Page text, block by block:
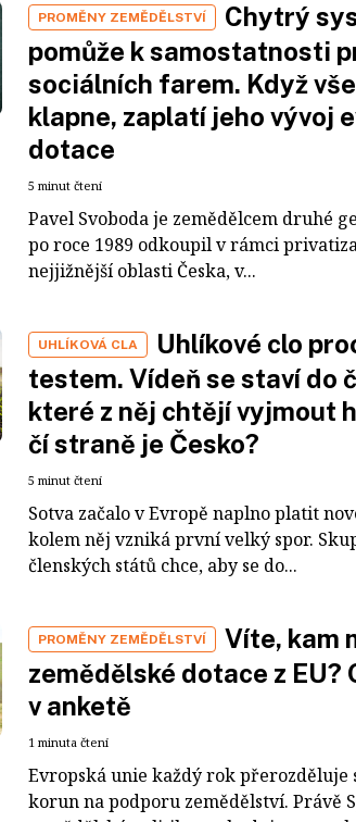
PROMĚNY ZEMĚDĚLSTVÍ
Chytrý
pomůže k samostatnosti
sociálních farem. Když
klapne, zaplatí jeho vývoj
dotace
5 minut čtení
Pavel Svoboda je zemědělcem druhé
po roce 1989 odkoupil v rámci
nejjižnější oblasti Česka, v...
UHLÍKOVÁ CLA
Uhlíkové clo
testem. Vídeň se staví do
které z něj chtějí vyjmout
čí straně je Česko?
5 minut čtení
Sotva začalo v Evropě naplno platit
kolem něj vzniká první velký spor.
členských států chce, aby se do...
PROMĚNY ZEMĚDĚLSTVÍ
Víte, kam
zemědělské dotace z EU?
v anketě
1 minuta čtení
Evropská unie každý rok
korun na podporu zemědělství. Právě